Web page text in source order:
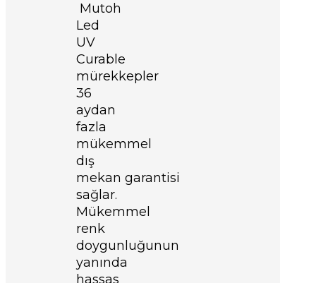
Mutoh
Led
UV
Curable
mürekkepler
36
aydan
fazla
mükemmel
dış
mekan garantisi
sağlar.
Mükemmel
renk
doygunluğunun
yanında
hassas